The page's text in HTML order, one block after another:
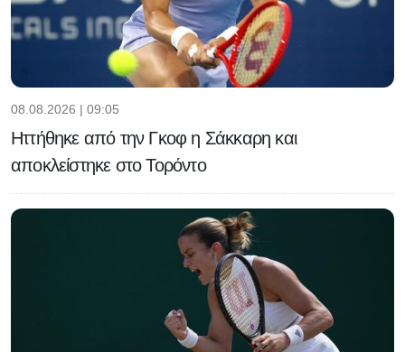
08.08.2026 | 09:05
Ηττήθηκε από την Γκοφ η Σάκκαρη και
αποκλείστηκε στο Τορόντο